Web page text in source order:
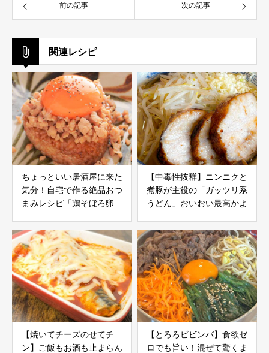
前の記事 次の記事
関連レシピ
ちょっといい居酒屋に来た
気分！自宅で作る絶品おつ
まみレシピ「鶏そぼろ卵黄
【中毒性抜群】ニンニクと
煮豚が主役の「ガッツリ系
うどん」おいおい最高かよ
【焼いてチーズのせてチ
ン】ご飯もお酒も止まらん
【とろろビビンバ】食欲ゼ
ロでも旨い！混ぜて驚くま